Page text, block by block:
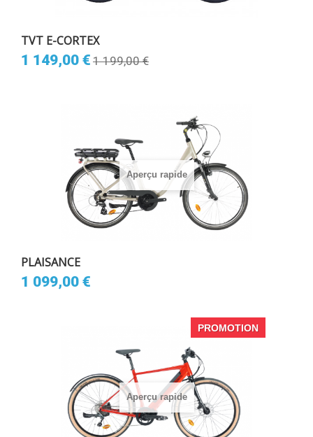
TVT E-CORTEX
1 149,00 € 1 199,00 €
Aperçu rapide
PLAISANCE
1 099,00 €
Aperçu rapide
PROMOTION